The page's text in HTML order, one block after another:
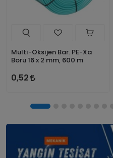
Multi-Oksijen Bar. PE-Xa
Boru 16 x 2 mm, 600 m
0,52